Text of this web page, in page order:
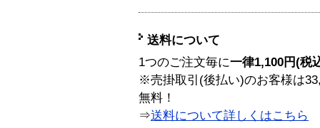
送料について
1つのご注文毎に一律1,100円(税
※売掛取引(後払い)のお客様は
無料！
⇒送料について詳しくはこちら